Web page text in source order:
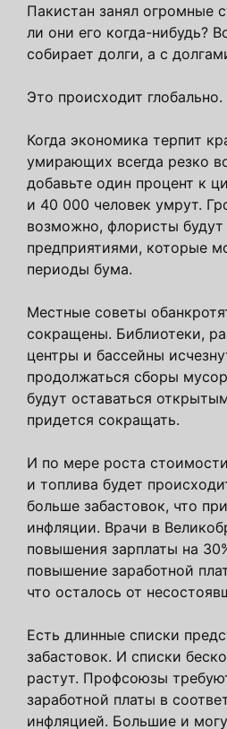
Пакистан занял огромные
ли они его когда-нибудь?
собирает долги, а с
Это происходит глобально.
Когда экономика терпит
умирающих всегда резко
добавьте один процент к
и 40 000 человек умрут.
возможно, флористы
предприятиями, которые
периоды бума.
Местные советы
сокращены. Библиотеки,
центры и бассейны
продолжаться сборы
будут оставаться
придется сокращать.
И по мере роста
и топлива будет
больше забастовок, что
инфляции. Врачи в
повышения зарплаты на
повышение заработной
что осталось от
Есть длинные списки
забастовок. И списки
растут. Профсоюзы
заработной платы в
инфляцией. Большие и